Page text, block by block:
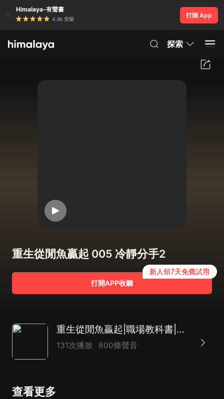
Himalaya-有聲書
4.8k 安裝
打開 App
探索
重生從閒魚贏起 005 冷靜分手2
打開APP收聽
新人領7天免費試用
重生從閒魚贏起|職場教科書|摸魚日常|搞笑輕鬆|多人有聲劇
131次播放 800條聲音
查看更多